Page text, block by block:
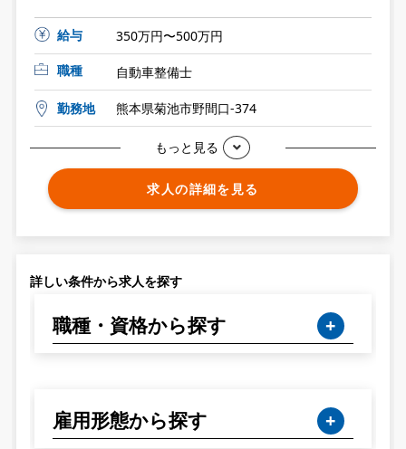
給与
350万円〜500万円
職種
自動車整備士
勤務地 熊本県菊池市野間口-374
もっと見る
求人の詳細を見る
詳しい条件から求人を探す
職種・資格から探す
雇用形態から探す